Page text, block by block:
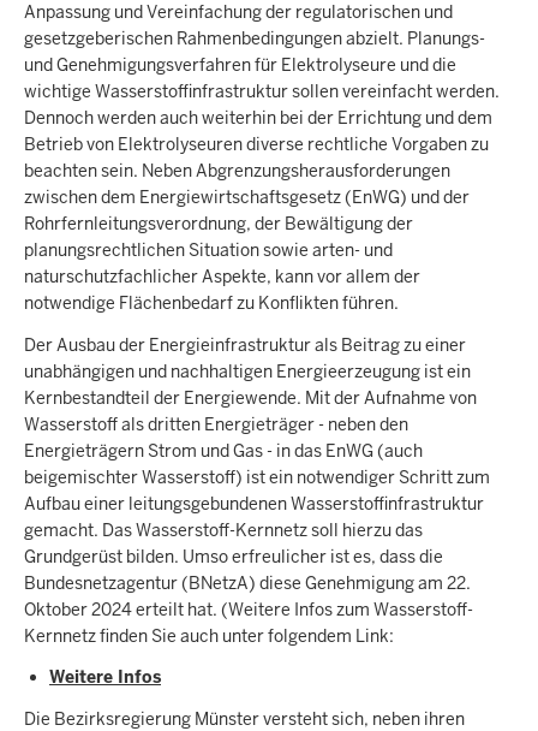
Anpassung und Vereinfachung der regulatorischen und
gesetzgeberischen Rahmenbedingungen abzielt. Planungs-
und Genehmigungsverfahren für Elektrolyseure und die
wichtige Wasserstoffinfrastruktur sollen vereinfacht werden.
Dennoch werden auch weiterhin bei der Errichtung und dem
Betrieb von Elektrolyseuren diverse rechtliche Vorgaben zu
beachten sein. Neben Abgrenzungsherausforderungen
zwischen dem Energiewirtschaftsgesetz (EnWG) und der
Rohrfernleitungsverordnung, der Bewältigung der
planungsrechtlichen Situation sowie arten- und
naturschutzfachlicher Aspekte, kann vor allem der
notwendige Flächenbedarf zu Konflikten führen.
Der Ausbau der Energieinfrastruktur als Beitrag zu einer
unabhängigen und nachhaltigen Energieerzeugung ist ein
Kernbestandteil der Energiewende. Mit der Aufnahme von
Wasserstoff als dritten Energieträger - neben den
Energieträgern Strom und Gas - in das EnWG (auch
beigemischter Wasserstoff) ist ein notwendiger Schritt zum
Aufbau einer leitungsgebundenen Wasserstoffinfrastruktur
gemacht. Das Wasserstoff-Kernnetz soll hierzu das
Grundgerüst bilden. Umso erfreulicher ist es, dass die
Bundesnetzagentur (BNetzA) diese Genehmigung am 22.
Oktober 2024 erteilt hat. (Weitere Infos zum Wasserstoff-
Kernnetz finden Sie auch unter folgendem Link:
Weitere Infos
Die Bezirksregierung Münster versteht sich, neben ihren